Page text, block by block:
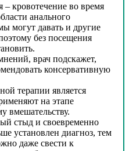
кровотечение во время
анального
могут давать и другие
без посещения
врач подскажет,
консервативную
терапии является
на этапе
вмешательству.
стыд и своевременно
установлен диагноз, тем
даже свести к